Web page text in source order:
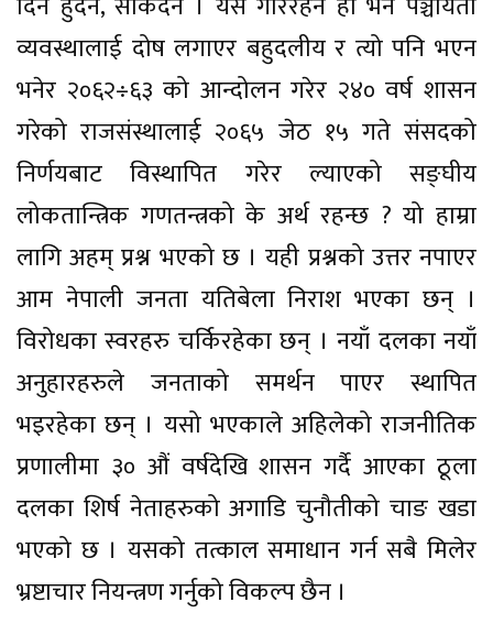
व्यवस्थालाई दोष लगाएर बहुदलीय र त्यो पनि भएन
भनेर २०६२÷६३ को आन्दोलन गरेर २४० वर्ष शासन
गरेको राजसंस्थालाई २०६५ जेठ १५ गते संसदको
निर्णयबाट विस्थापित गरेर ल्याएको सङ्घीय
लोकतान्त्रिक गणतन्त्रको के अर्थ रहन्छ ? यो हाम्रा
लागि अहम् प्रश्न भएको छ । यही प्रश्नको उत्तर नपाएर
आम नेपाली जनता यतिबेला निराश भएका छन् ।
विरोधका स्वरहरु चर्किरहेका छन् । नयाँ दलका नयाँ
अनुहारहरुले जनताको समर्थन पाएर स्थापित
भइरहेका छन् । यसो भएकाले अहिलेको राजनीतिक
प्रणालीमा ३० औं वर्षदेखि शासन गर्दै आएका ठूला
दलका शिर्ष नेताहरुको अगाडि चुनौतीको चाङ खडा
भएको छ । यसको तत्काल समाधान गर्न सबै मिलेर
भ्रष्टाचार नियन्त्रण गर्नुको विकल्प छैन ।